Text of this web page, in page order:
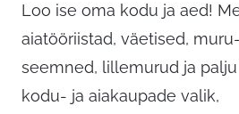
Loo ise oma kodu ja aed!
aiatööriistad, väetised,
seemned, lillemurud ja
kodu- ja aiakaupade valik,